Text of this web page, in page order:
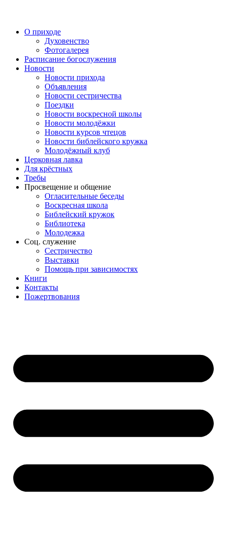
О приходе
Духовенство
Фотогалерея
Расписание богослужения
Новости
Новости прихода
Объявления
Новости сестричества
Поездки
Новости воскресной школы
Новости молодёжки
Новости курсов чтецов
Новости библейского кружка
Молодёжный клуб
Церковная лавка
Для крёстных
Требы
Просвещение и общение
Огласительные беседы
Воскресная школа
Библейский кружок
Библиотека
Молодежка
Соц. служение
Сестричество
Выставки
Помощь при зависимостях
Книги
Контакты
Пожертвования